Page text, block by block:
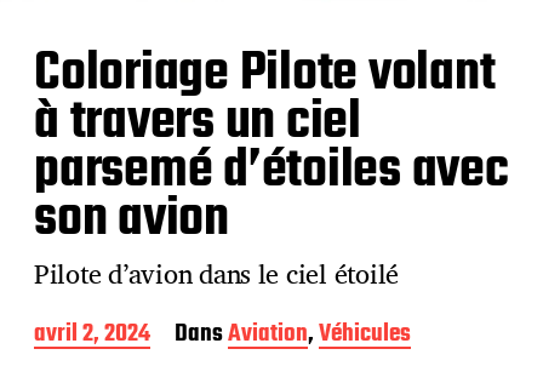
Coloriage Pilote volant
à travers un ciel
parsemé d’étoiles avec
son avion
Pilote d’avion dans le ciel étoilé
D
a
avril 2, 2024 DansAviation,Véhicules